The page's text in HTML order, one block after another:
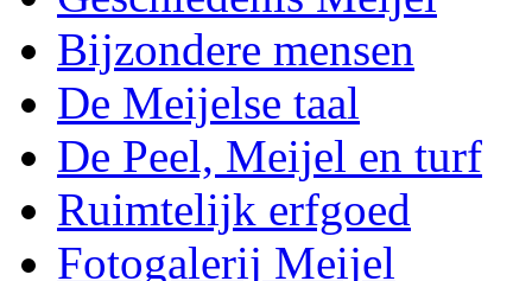
Bijzondere mensen
De Meijelse taal
De Peel, Meijel en turf
Ruimtelijk erfgoed
Fotogalerij Meijel